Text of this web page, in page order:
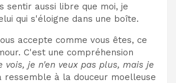
sentir aussi libre que moi, je
qui s'éloigne dans une boîte.
accepte comme vous êtes, ce
C'est une compréhension
vois, je n'en veux pas plus, mais je
ressemble à la douceur moelleuse